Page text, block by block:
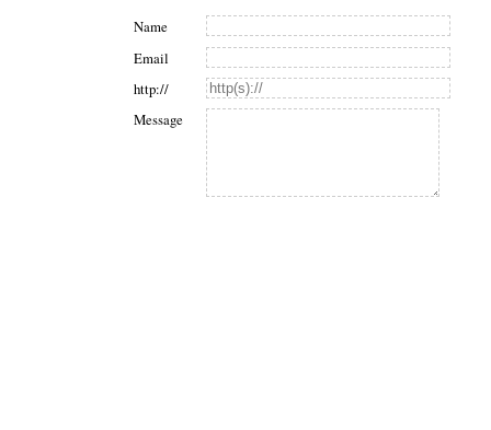
Name
Email
http://
Message